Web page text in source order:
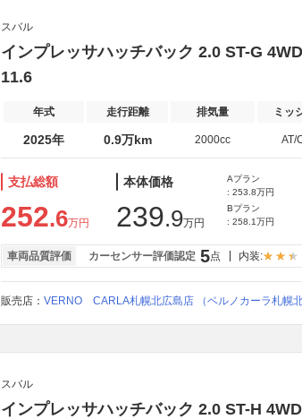
スバル
インプレッサハッチバック 2.0 ST-G
11.6
年式 走行距離 排気量 ミッ
2025年 0.9万km 2000cc AT/
支払総額
252.6万円
本体価格
239.9万円
Aプラン
: 253.8万円
Bプラン
: 258.1万円
車両品質評価 カーセンサー評価認定 5点 内装:
販売店： VERNO CARLA札幌北広島店 （ベルノカーラ札幌北
スバル
インプレッサハッチバック 2.0 ST-H